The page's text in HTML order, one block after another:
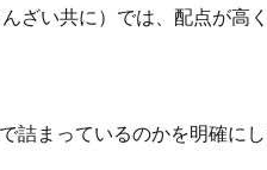
ざい共に）では、配点が高
詰まっているのかを明確にし